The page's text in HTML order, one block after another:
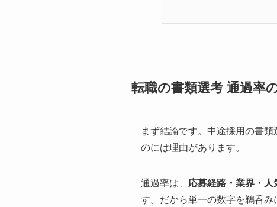
転職の書類選考 通過率
まず結論です。中途採用の書類
のには理由があります。
通過率は、 応募経路・業界・人
す。だから単一の数字を鵜呑み